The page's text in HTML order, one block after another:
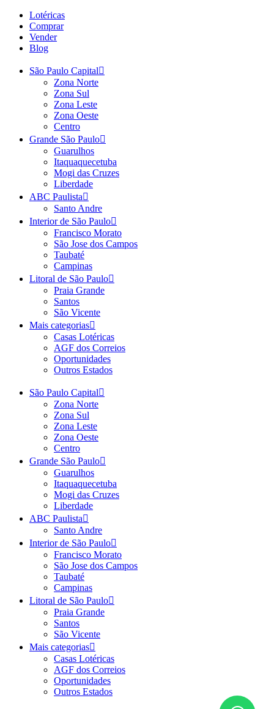
Lotéricas
Comprar
Vender
Blog
São Paulo Capital
Zona Norte
Zona Sul
Zona Leste
Zona Oeste
Centro
Grande São Paulo
Guarulhos
Itaquaquecetuba
Mogi das Cruzes
Liberdade
ABC Paulista
Santo Andre
Interior de São Paulo
Francisco Morato
São Jose dos Campos
Taubaté
Campinas
Litoral de São Paulo
Praia Grande
Santos
São Vicente
Mais categorias
Casas Lotéricas
AGF dos Correios
Oportunidades
Outros Estados
São Paulo Capital
Zona Norte
Zona Sul
Zona Leste
Zona Oeste
Centro
Grande São Paulo
Guarulhos
Itaquaquecetuba
Mogi das Cruzes
Liberdade
ABC Paulista
Santo Andre
Interior de São Paulo
Francisco Morato
São Jose dos Campos
Taubaté
Campinas
Litoral de São Paulo
Praia Grande
Santos
São Vicente
Mais categorias
Casas Lotéricas
AGF dos Correios
Oportunidades
Outros Estados